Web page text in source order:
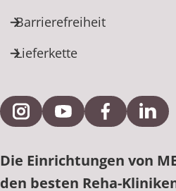
Barrierefreiheit
Lieferkette
Externe Verlinkung zu
Externe Verlinkung
Externe
Die Einrichtungen von
den besten Reha-